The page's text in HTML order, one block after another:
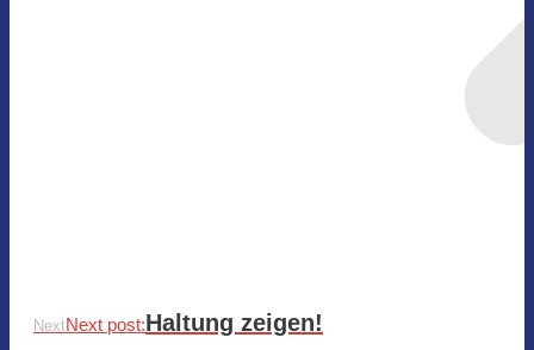
NextNext post:Haltung zeigen!